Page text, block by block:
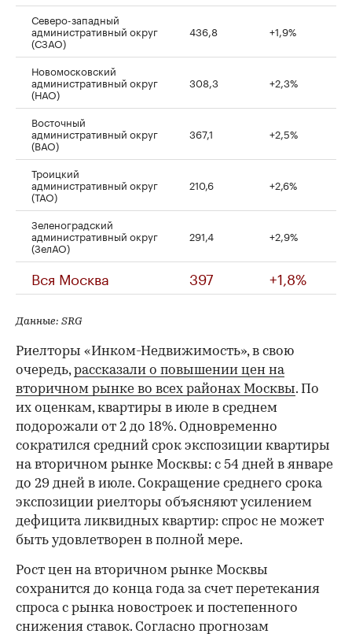
Северо-западный
административный округ
(СЗАО)
436,8 +1,9%
Новомосковский
административный округ
(НАО)
308,3 +2,3%
Восточный
административный округ
(ВАО)
367,1 +2,5%
Троицкий
административный округ
(ТАО)
210,6 +2,6%
Зеленоградский
административный округ
(ЗелАО)
291,4 +2,9%
Вся Москва 397 +1,8%
Данные: SRG
Риелторы «Инком-Недвижимость», в свою
очередь,рассказали о повышении цен на
вторичном рынке во всех районах Москвы. По
их оценкам, квартиры в июле в среднем
подорожали от 2 до 18%. Одновременно
сократился средний срок экспозиции квартиры
на вторичном рынке Москвы: с 54 дней в январе
до 29 дней в июле. Сокращение среднего срока
экспозиции риелторы объясняют усилением
дефицита ликвидных квартир: спрос не может
быть удовлетворен в полной мере.
Рост цен на вторичном рынке Москвы
сохранится до конца года за счет перетекания
спроса с рынка новостроек и постепенного
снижения ставок. Согласно прогнозам